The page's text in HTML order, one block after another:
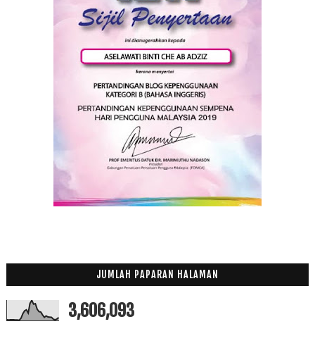
(63)
JUMLAH PAPARAN HALAMAN
3,606,093